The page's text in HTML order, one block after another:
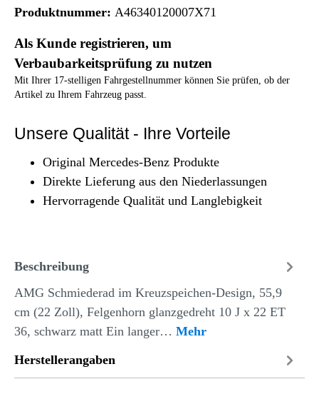
Produktnummer: A46340120007X71
Als Kunde registrieren, um
Verbaubarkeitsprüfung zu nutzen
Mit Ihrer 17-stelligen Fahrgestellnummer können Sie prüfen, ob der
Artikel zu Ihrem Fahrzeug passt.
Unsere Qualität - Ihre Vorteile
Original Mercedes-Benz Produkte
Direkte Lieferung aus den Niederlassungen
Hervorragende Qualität und Langlebigkeit
Beschreibung
AMG Schmiederad im Kreuzspeichen-Design, 55,9
cm (22 Zoll), Felgenhorn glanzgedreht 10 J x 22 ET
36, schwarz matt Ein langer… Mehr
Herstellerangaben